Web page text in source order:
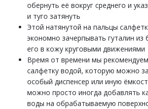
обернуть её вокруг среднего и
и туго затянуть
Этой натянутой на пальцы
экономно зачерпывать гуталин из
его в кожу круговыми движениями
Время от времени мы
салфетку водой, которую можно
особый диспенсер или иную
можно просто иногда добавлять
воды на обрабатываемую